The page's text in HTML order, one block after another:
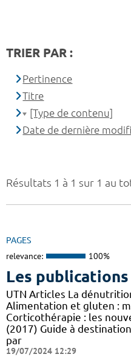
Résultats 1 à 1 sur 1 au
PAGES
relevance: 100%
Les publications
UTN Articles La
Alimentation et gluten :
Corticothérapie : les
(2017) Guide à
par
19/07/2024 12:29
TRIER PAR :
Pertinence
Titre
[Type de contenu]
Date de dernière